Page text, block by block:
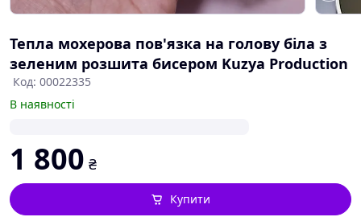
Тепла мохерова пов'язка на голову біла з
зеленим розшита бисером Kuzya Production
Код: 00022335
В наявності
1 800 ₴
Купити